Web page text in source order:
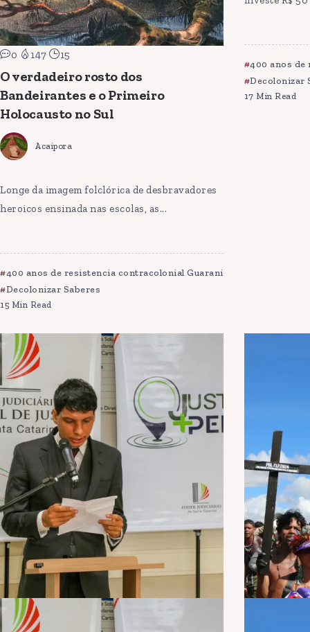
0 147 15
O verdadeiro rosto dos
Bandeirantes e o Primeiro
Holocausto no Sul
Acaipora
Longe da imagem folclórica de desbravadores
heroicos ensinada nas escolas, as...
400 anos de resistencia contracolonial Guarani
Decolonizar Saberes
15 Min Read
400 anos
Decolonizar
17 Min Read